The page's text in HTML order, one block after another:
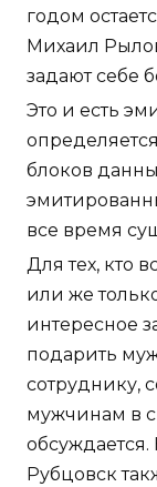
годом
Михаил
задают себе
Это и есть
блоков
все время
Для тех, кто
или же
интересное
подарить
сотруднику,
мужчинам в
Рубцовск